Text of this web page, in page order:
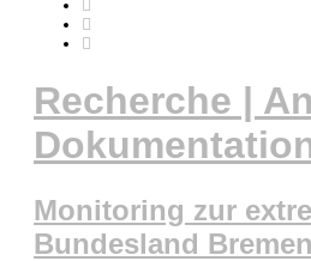
Recherche |
Monitoring zur
Bundesland